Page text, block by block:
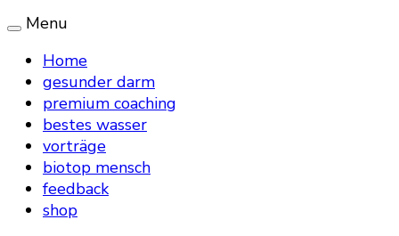
Menu
Home
gesunder darm
premium coaching
bestes wasser
vorträge
biotop mensch
feedback
shop